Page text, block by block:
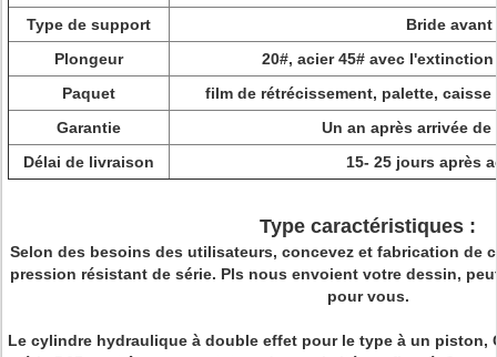
Type de support
Bride avant
Plongeur
20#, acier 45# avec
Paquet
film de rétrécissement, palette,
Garantie
Un an après arrivée
Délai de livraison
15- 25 jours après
Type caractéristiques :
Selon des besoins des utilisateurs, concevez et fabrication de
pression résistant de série. Pls nous envoient votre dessin,
pour vous.
Le cylindre hydraulique à double effet pour le type à un piston,